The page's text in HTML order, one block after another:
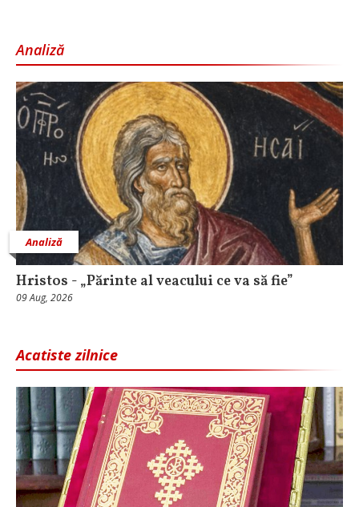
Analiză
Analiză
Hristos - „Părinte al veacului ce va să fie”
09 Aug, 2026
Acatiste zilnice